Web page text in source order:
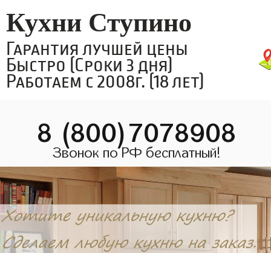
Кухни Ступино
Гарантия лучшей цены
Быстро (Сроки 3 дня)
Работаем с 2008г. (18 лет)
8 (800)7078908
Звонок по РФ бесплатный!